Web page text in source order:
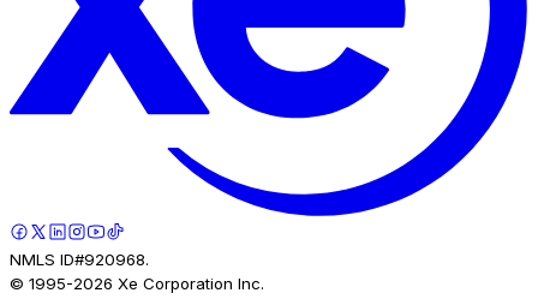
NMLS ID#920968.
© 1995-2026 Xe Corporation Inc.